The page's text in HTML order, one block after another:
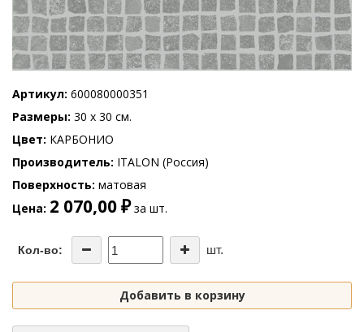
Артикул 600080000351
Размеры 30 x 30 см.
Цвет КАРБОНИО
Производитель ITALON (Россия)
Поверхность матовая
Цена 2 070,00 ₽за шт.
Кол-во: шт.
Добавить в корзину